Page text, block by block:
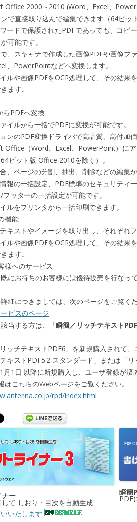
2000～2010 (Word、Excel、
で直接取り込んで編集できます（64ビッ
ードで保護されたPDFであっても、コピ
可能です。
、スキャナで作成した画像PDFや画像フ
、PowerPointなどヘ変換します。
ルや画像PDFをOCR処理して、その結果
ます。
らPDFへ変換
イルから一括でPDFに変換が可能です。
ンのPDF変換ドライバで高品質、高付加
（Word、Excel、PowerPoint）に
ビット版 Office 2010を除く）。
、ページの分割、抽出、削除などの編集が
報の一括設定、PDF標準のセキュリティ
ッターの一括設定が可能です。
ルをプリンタから一括印刷できます。
機能
キストやイメージを取り出し、それぞれフ
ルや画像PDFをOCR処理して、その結果
ます。
様へのサービス
にお持ちのお客様には優待販売を行なって
細につきましては、次のページをご覧くだ
ビスのページ
当する方は、
「瞬簡／リッチテキスト
ッチテキストPDF6」を新規購入されて、
キストPDF5.2 スタンダード」または「リ
月1日 以降に新規購入し、ユーザ登録が済
はこちらのWebページをご覧ください。
rpd/index.html
ナー
して しおり・目次を自動生成
瞬簡
PDF
いたします